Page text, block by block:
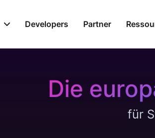
Developers Partner
Die
für